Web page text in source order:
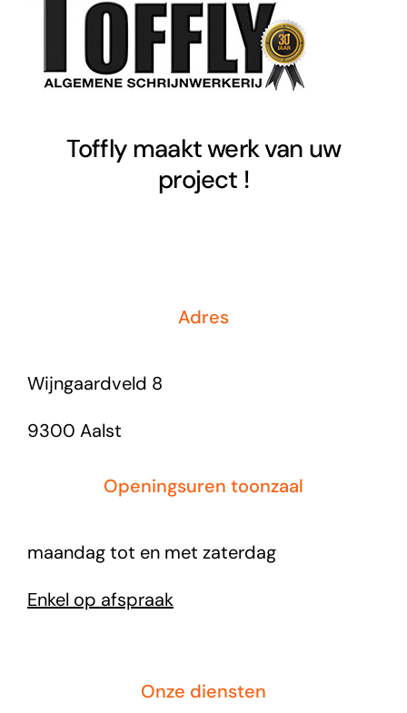
Toffly maakt werk van uw
project !
Adres
Wijngaardveld 8
9300 Aalst
Openingsuren toonzaal
maandag tot en met zaterdag
Enkel op afspraak
Onze diensten